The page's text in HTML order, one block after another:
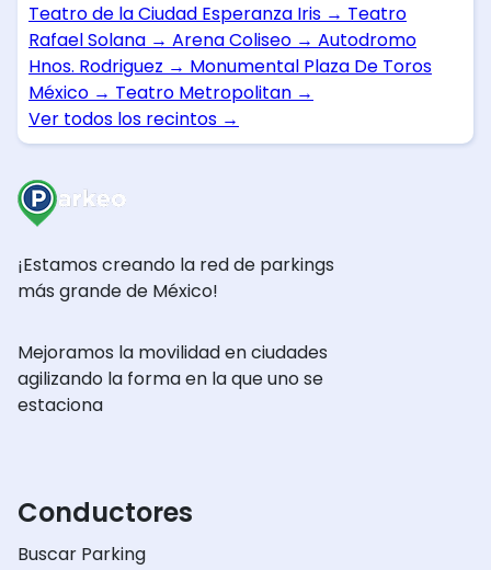
Teatro de la Ciudad Esperanza Iris → Teatro
Rafael Solana → Arena Coliseo → Autodromo
Hnos. Rodriguez → Monumental Plaza De Toros
México → Teatro Metropolitan →
Ver todos los recintos →
¡Estamos creando la red de parkings
más grande de México!
Mejoramos la movilidad en ciudades
agilizando la forma en la que uno se
estaciona
Conductores
Buscar Parking